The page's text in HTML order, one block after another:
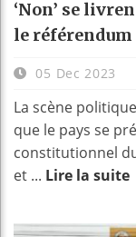
‘Non’ se
le référendum
05 Dec 2023
La scène
que le pays se
constitutionnel
et ... Lire la suite